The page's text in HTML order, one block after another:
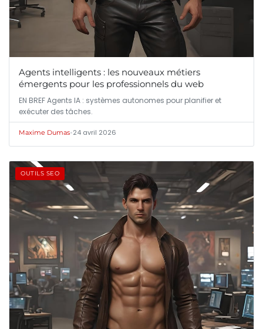
Agents intelligents : les nouveaux métiers
émergents pour les professionnels du web
EN BREF Agents IA : systèmes autonomes pour planifier et
exécuter des tâches.
Maxime Dumas•24 avril 2026
OUTILS SEO